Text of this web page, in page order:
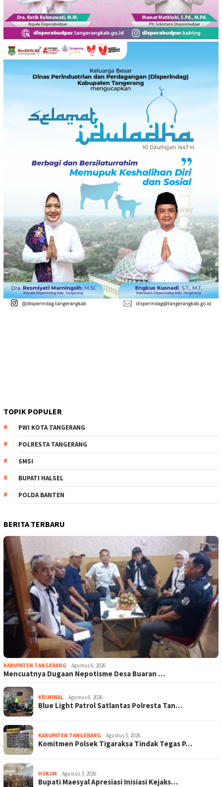
TOPIK POPULER
PWI KOTA TANGERANG
POLRESTA TANGERANG
SMSI
BUPATI HALSEL
POLDA BANTEN
BERITA TERBARU
KABUPATEN TANGERANG Agustus 6, 2026
Mencuatnya Dugaan Nepotisme Desa Buaran …
KRIMINAL Agustus 6, 2026
Blue Light Patrol Satlantas Polresta Tan…
KABUPATEN TANGERANG Agustus 5, 2026
Komitmen Polsek Tigaraksa Tindak Tegas P…
HUKUM Agustus 3, 2026
Bupati Maesyal Apresiasi Inisiasi Kejaks…